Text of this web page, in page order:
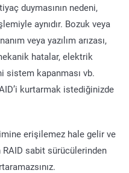
duymasının nedeni,
aynıdır. Bozuk veya
veya yazılım arızası,
hatalar, elektrik
sistem kapanması vb.
kurtarmak istediğinizde
erişilemez hale gelir ve
sabit sürücülerinden